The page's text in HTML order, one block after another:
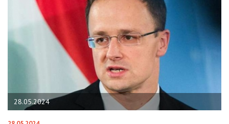
28.05.2024